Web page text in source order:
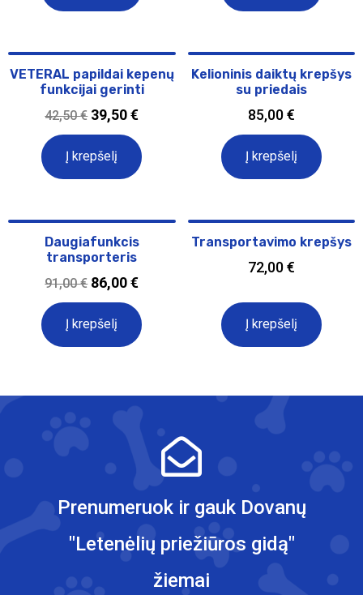
VETERAL papildai kepenų
funkcijai gerinti
42,50€ 39,50€
Į krepšelį
Kelioninis daiktų krepšys
su priedais
85,00€
Į krepšelį
Daugiafunkcis
transporteris
91,00€ 86,00€
Į krepšelį
Transportavimo krepšys
72,00€
Į krepšelį
Prenumeruok ir gauk Dovanų
"Letenėlių priežiūros gidą"
žiemai